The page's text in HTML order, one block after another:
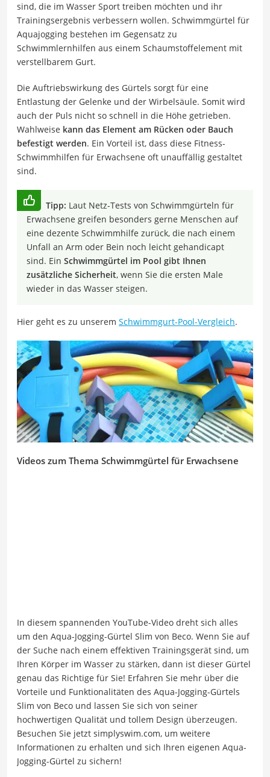
sind, die im Wasser Sport treiben möchten und ihr
Trainingsergebnis verbessern wollen. Schwimmgürtel für
Aquajogging bestehen im Gegensatz zu
Schwimmlernhilfen aus einem Schaumstoffelement mit
verstellbarem Gurt.
Die Auftriebswirkung des Gürtels sorgt für eine
Entlastung der Gelenke und der Wirbelsäule. Somit wird
auch der Puls nicht so schnell in die Höhe getrieben.
Wahlweise kann das Element am Rücken oder Bauch
befestigt werden. Ein Vorteil ist, dass diese Fitness-
Schwimmhilfen für Erwachsene oft unauffällig gestaltet
sind.
Tipp: Laut Netz-Tests von Schwimmgürteln für
Erwachsene greifen besonders gerne Menschen auf
eine dezente Schwimmhilfe zurück, die nach einem
Unfall an Arm oder Bein noch leicht gehandicapt
sind. Ein Schwimmgürtel im Pool gibt Ihnen
zusätzliche Sicherheit, wenn Sie die ersten Male
wieder in das Wasser steigen.
Hier geht es zu unserem Schwimmgurt-Pool-Vergleich.
Videos zum Thema Schwimmgürtel für Erwachsene
In diesem spannenden YouTube-Video dreht sich alles
um den Aqua-Jogging-Gürtel Slim von Beco. Wenn Sie auf
der Suche nach einem effektiven Trainingsgerät sind, um
Ihren Körper im Wasser zu stärken, dann ist dieser Gürtel
genau das Richtige für Sie! Erfahren Sie mehr über die
Vorteile und Funktionalitäten des Aqua-Jogging-Gürtels
Slim von Beco und lassen Sie sich von seiner
hochwertigen Qualität und tollem Design überzeugen.
Besuchen Sie jetzt simplyswim.com, um weitere
Informationen zu erhalten und sich Ihren eigenen Aqua-
Jogging-Gürtel zu sichern!